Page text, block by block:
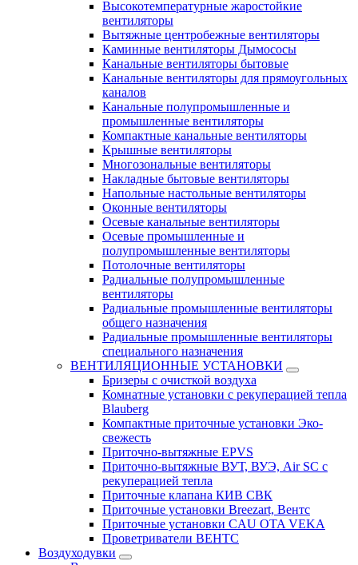
Высокотемпературные жаростойкие
вентиляторы
Вытяжные центробежные вентиляторы
Каминные вентиляторы Дымососы
Канальные вентиляторы бытовые
Канальные вентиляторы для прямоугольных
каналов
Канальные полупромышленные и
промышленные вентиляторы
Компактные канальные вентиляторы
Крышные вентиляторы
Многозональные вентиляторы
Накладные бытовые вентиляторы
Напольные настольные вентиляторы
Оконные вентиляторы
Осевые канальные вентиляторы
Осевые промышленные и
полупромышленные вентиляторы
Потолочные вентиляторы
Радиальные полупромышленные
вентиляторы
Радиальные промышленные вентиляторы
общего назначения
Радиальные промышленные вентиляторы
специального назначения
ВЕНТИЛЯЦИОННЫЕ УСТАНОВКИ
Бризеры с очисткой воздуха
Комнатные установки с рекуперацией тепла
Blauberg
Компактные приточные установки Эко-
свежесть
Приточно-вытяжные EPVS
Приточно-вытяжные ВУТ, ВУЭ, Air SC с
рекуперацией тепла
Приточные клапана КИВ СВК
Приточные установки Breezart, Вентс
Приточные установки CAU OTA VEKA
Проветриватели ВЕНТС
Воздуходувки